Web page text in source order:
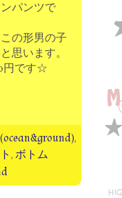
パンツで
の形男の子
思います。
円です☆
,
,ボトム